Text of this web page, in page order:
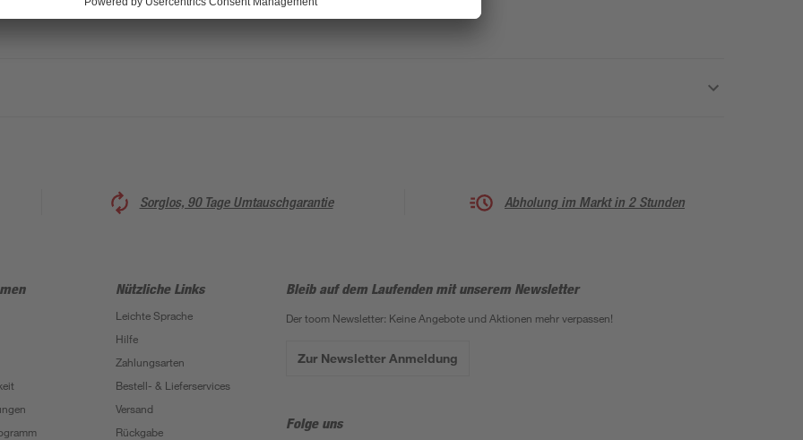
Schenkeltasche und Zollstocktasche
Sorglos, 90 Tage Umtauschgarantie Abholung im Markt in 2 Stunden
Nützliche Links
Leichte Sprache
Hilfe
Zahlungsarten
Bestell- & Lieferservices
Versand
Rückgabe
Bleib auf dem Laufenden mit unserem Newsletter
Der toom Newsletter: Keine Angebote und Aktionen mehr verpassen!
Zur Newsletter Anmeldung
Folge uns